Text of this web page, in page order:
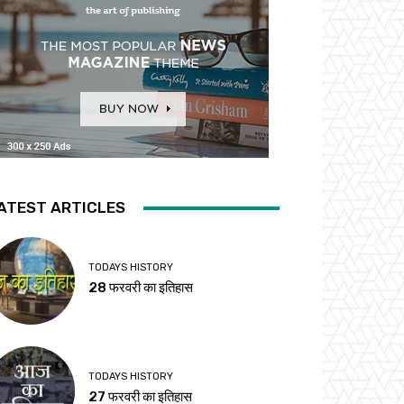
ARTICLES
TODAYS HISTORY
28 फरवरी का इतिहास
TODAYS HISTORY
27 फरवरी का इतिहास